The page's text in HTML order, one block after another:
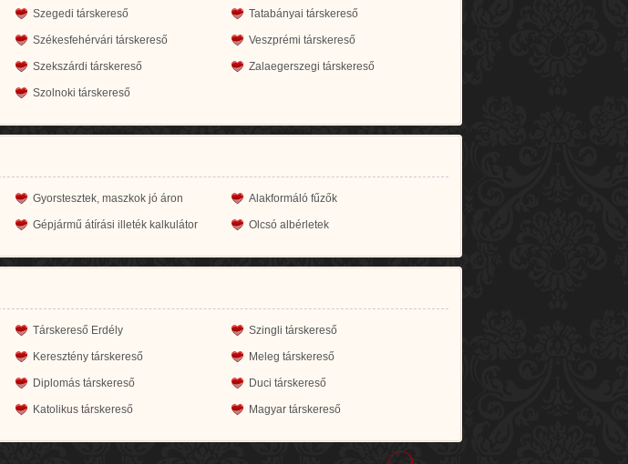
Szegedi társkereső Tatabányai társkereső
Székesfehérvári társkereső Veszprémi társkereső
Szekszárdi társkereső Zalaegerszegi társkereső
Szolnoki társkereső
Gyorstesztek, maszkok jó áron Alakformáló fűzők
Gépjármű átírási illeték kalkulátor Olcsó albérletek
Társkereső Erdély Szingli társkereső
Keresztény társkereső Meleg társkereső
Diplomás társkereső Duci társkereső
Katolikus társkereső Magyar társkereső